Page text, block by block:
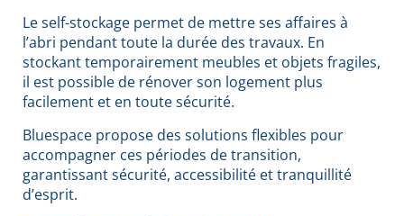
Le self-stockage permet de mettre ses affaires à
l’abri pendant toute la durée des travaux. En
stockant temporairement meubles et objets fragiles,
il est possible de rénover son logement plus
facilement et en toute sécurité.
Bluespace propose des solutions flexibles pour
accompagner ces périodes de transition,
garantissant sécurité, accessibilité et tranquillité
d’esprit.